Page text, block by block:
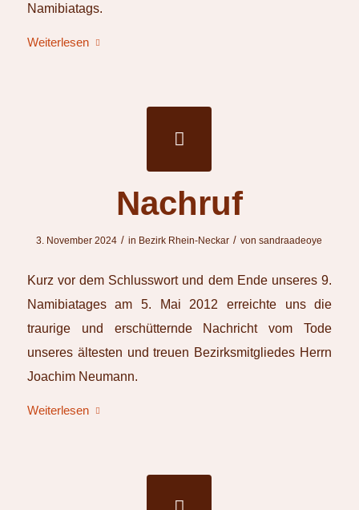
Namibiatags.
Weiterlesen
Nachruf
3. November 2024 / in Bezirk Rhein-Neckar / vonsandraadeoye
Kurz vor dem Schlusswort und dem Ende unseres 9.
Namibiatages am 5. Mai 2012 erreichte uns die
traurige und erschütternde Nachricht vom Tode
unseres ältesten und treuen Bezirksmitgliedes Herrn
Joachim Neumann.
Weiterlesen